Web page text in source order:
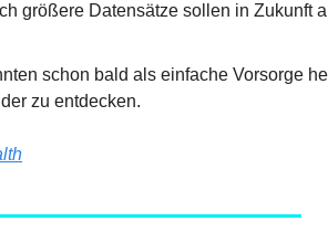
größere Datensätze sollen in Zukunft
schon bald als einfache Vorsorge
zu entdecken.